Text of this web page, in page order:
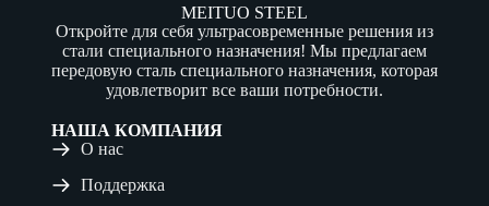
MEITUO STEEL
Откройте для себя ультрасовременные решения из
стали специального назначения! Мы предлагаем
передовую сталь специального назначения, которая
удовлетворит все ваши потребности.
НАША КОМПАНИЯ
О нас
Поддержка